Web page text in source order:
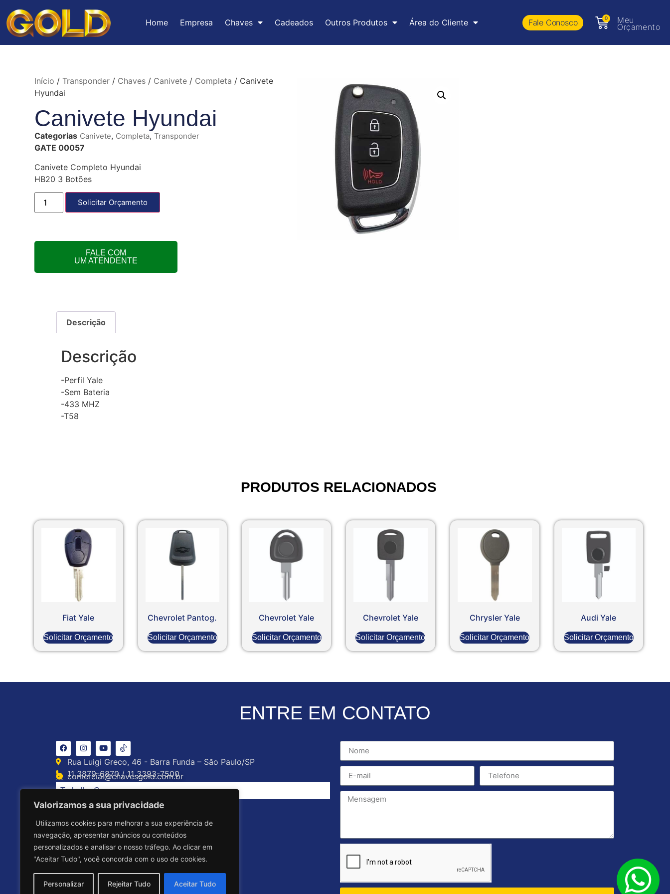
Valorizamos a sua privacidade
Utilizamos cookies para melhorar a sua experiência de
navegação, apresentar anúncios ou conteúdos
personalizados e analisar o nosso tráfego. Ao clicar em
"Aceitar Tudo", você concorda com o uso de cookies.
Personalizar Rejeitar Tudo Aceitar Tudo
Home Empresa Chaves Cadeados Outros Produtos Área do Cliente Fale Conosco 0 Meu
Orçamento
Início / Transponder/ Chaves/ Canivete/ Completa / Canivete
Hyundai
Canivete Hyundai
Categorias Canivete, Completa, Transponder
GATE 00057
Canivete Completo Hyundai
HB20 3 Botões
Solicitar Orçamento
FALE COM
UM ATENDENTE
Descrição
Descrição
-Perfil Yale
-Sem Bateria
-433 MHZ
-T58
PRODUTOS RELACIONADOS
Fiat Yale
Solicitar Orçamento
Chevrolet Pantog.
Solicitar Orçamento
Chevrolet Yale
Solicitar Orçamento
Chevrolet Yale
Solicitar Orçamento
Chrysler Yale
Solicitar Orçamento
Audi Yale
Solicitar Orçamento
ENTRE EM CONTATO
Rua Luigi Greco, 46 - Barra Funda – São Paulo/SP
11 3879-6870 / 11 3393-7500
comercial@chavesgold.com.br
Trabalhe Conosco